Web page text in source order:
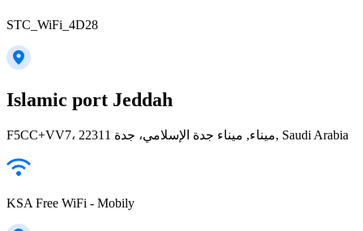
STC_WiFi_4D28
Islamic port Jeddah
F5CC+VV7، ميناء, ميناء جدة الإسلامي، جدة 22311, Saudi Arabia
KSA Free WiFi - Mobily